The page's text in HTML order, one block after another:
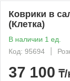
Коврики в
(Клетка)
В наличии 1 ед.
Код: 95694
37 100